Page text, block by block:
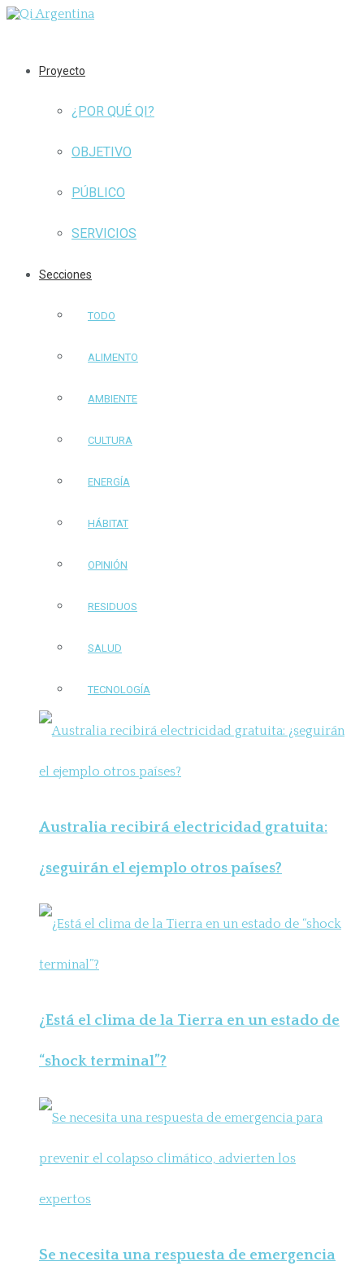
Proyecto
¿POR QUÉ QI?
OBJETIVO
PÚBLICO
SERVICIOS
Secciones
TODO
ALIMENTO
AMBIENTE
CULTURA
ENERGÍA
HÁBITAT
OPINIÓN
RESIDUOS
SALUD
TECNOLOGÍA
Australia recibirá electricidad gratuita:
¿seguirán el ejemplo otros países?
¿Está el clima de la Tierra en un estado de
“shock terminal”?
Se necesita una respuesta de emergencia